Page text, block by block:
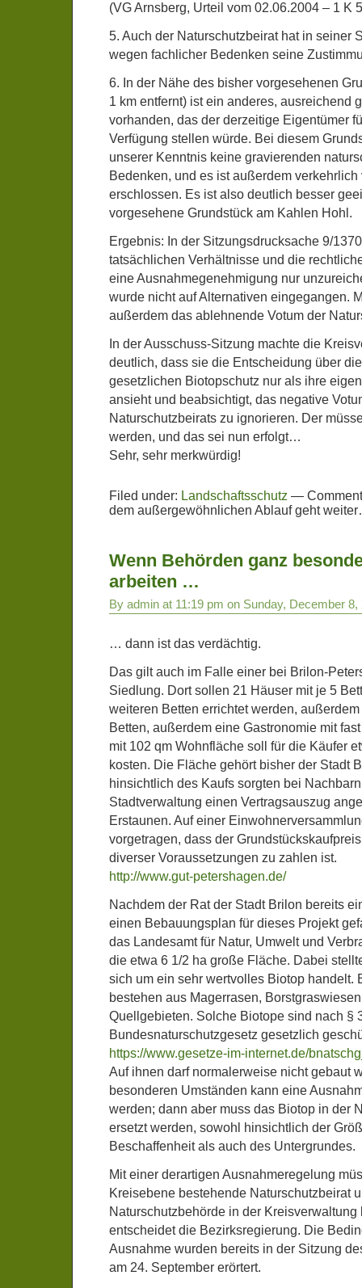
(VG Arnsberg, Urteil vom 02.06.2004 – 1 K
5. Auch der Naturschutzbeirat hat in seiner
wegen fachlicher Bedenken seine
6. In der Nähe des bisher vorgesehenen
1 km entfernt) ist ein anderes, ausreichend
vorhanden, das der derzeitige Eigentümer
Verfügung stellen würde. Bei diesem
unserer Kenntnis keine gravierenden
Bedenken, und es ist außerdem verkehrlich
erschlossen. Es ist also deutlich besser
vorgesehene Grundstück am Kahlen Hohl.
Ergebnis: In der Sitzungsdrucksache 9/
tatsächlichen Verhältnisse und die
eine Ausnahmegenehmigung nur
wurde nicht auf Alternativen eingegangen.
außerdem das ablehnende Votum der
In der Ausschuss-Sitzung machte die
deutlich, dass sie die Entscheidung über
gesetzlichen Biotopschutz nur als ihre
ansieht und beabsichtigt, das negative
Naturschutzbeirats zu ignorieren. Der
werden, und das sei nun erfolgt…
Sehr, sehr merkwürdig!
Filed under: Landschaftsschutz —
dem außergewöhnlichen Ablauf geht
Wenn Behörden ganz
arbeiten …
By admin at 11:19 pm on Sunday, December 8,
… dann ist das verdächtig.
Das gilt auch im Falle einer bei Brilon-
Siedlung. Dort sollen 21 Häuser mit je 5
weiteren Betten errichtet werden,
Betten, außerdem eine Gastronomie mit
mit 102 qm Wohnfläche soll für die Käufer
kosten. Die Fläche gehört bisher der Stadt
hinsichtlich des Kaufs sorgten bei
Stadtverwaltung einen Vertragsauszug
Erstaunen. Auf einer
vorgetragen, dass der
diverser Voraussetzungen zu zahlen ist.
http://www.gut-petershagen.de/
Nachdem der Rat der Stadt Brilon bereits
einen Bebauungsplan für dieses Projekt
das Landesamt für Natur, Umwelt und
die etwa 6 1/2 ha große Fläche. Dabei
sich um ein sehr wertvolles Biotop handelt.
bestehen aus Magerrasen,
Quellgebieten. Solche Biotope sind nach §
Bundesnaturschutzgesetz gesetzlich
https://www.gesetze-im-internet.de/
Auf ihnen darf normalerweise nicht gebaut
besonderen Umständen kann eine
werden; dann aber muss das Biotop in der
ersetzt werden, sowohl hinsichtlich der
Beschaffenheit als auch des Untergrundes.
Mit einer derartigen Ausnahmeregelung
Kreisebene bestehende Naturschutzbeirat
Naturschutzbehörde in der
entscheidet die Bezirksregierung. Die
Ausnahme wurden bereits in der Sitzung
am 24. September erörtert.